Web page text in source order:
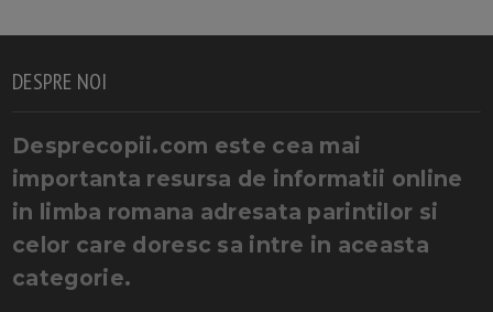
DESPRE NOI
Desprecopii.com este cea mai
importanta resursa de informatii online
in limba romana adresata parintilor si
celor care doresc sa intre in aceasta
categorie.